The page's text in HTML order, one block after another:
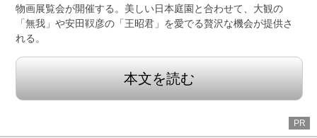
物画展覧会が開催する。美しい日本庭園と合わせて、大観の
「無我」や安田靫彦の「王昭君」を愛でる贅沢な機会が提供さ
れる。
本文を読む
PR